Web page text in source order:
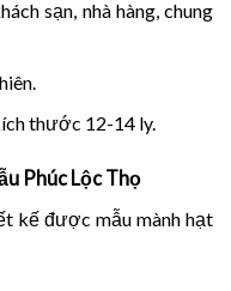
sạn, nhà hàng, chung
thước 12-14 ly.
Phúc Lộc Thọ
kế được mẫu mành hạt